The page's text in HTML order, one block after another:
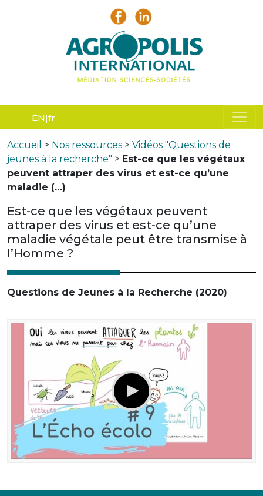
EN fr
Accueil > Nos ressources > Vidéos "Questions de
jeunes à la recherche" > Est-ce que les végétaux
peuvent attraper des virus et est-ce qu’une
maladie (…)
Est-ce que les végétaux peuvent
attraper des virus et est-ce qu’une
maladie végétale peut être transmise à
l’Homme ?
Questions de Jeunes à la Recherche (2020)